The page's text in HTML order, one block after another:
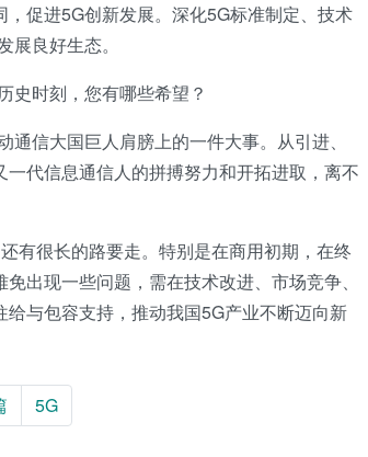
促进5G创新发展。深化5G标准制定、技术
良好生态。
史时刻，您有哪些希望？
信大国巨人肩膀上的一件大事。从引进、
代信息通信人的拼搏努力和开拓进取，离不
有很长的路要走。特别是在商用初期，在终
出现一些问题，需在技术改进、市场竞争、
与包容支持，推动我国5G产业不断迈向新
5G